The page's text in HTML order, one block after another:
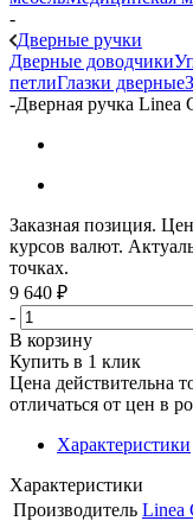
-
Дверные ручки
Дверные доводчики
петлиГлазки дверные
-Дверная ручка Linea
Заказная позиция.
курсов валют.
точках.
9 640 ₽
-
В корзину
Купить в 1 клик
Цена действительна
отличаться от цен в
Характеристики
Характеристики
Производитель Linea